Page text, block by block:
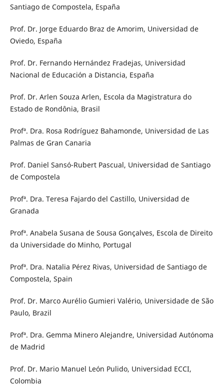
Santiago de Compostela, España
Prof. Dr. Jorge Eduardo Braz de Amorim, Universidad de
Oviedo, España
Prof. Dr. Fernando Hernández Fradejas, Universidad
Nacional de Educación a Distancia, España
Prof. Dr. Arlen Souza Arlen, Escola da Magistratura do
Estado de Rondônia, Brasil
Profª. Dra. Rosa Rodríguez Bahamonde, Universidad de Las
Palmas de Gran Canaria
Prof. Daniel Sansó-Rubert Pascual, Universidad de Santiago
de Compostela
Profª. Dra. Teresa Fajardo del Castillo, Universidad de
Granada
Profª. Anabela Susana de Sousa Gonçalves, Escola de Direito
da Universidade do Minho, Portugal
Profª. Dra. Natalia Pérez Rivas, Universidad de Santiago de
Compostela, Spain
Prof. Dr. Marco Aurélio Gumieri Valério, Universidade de São
Paulo, Brazil
Profª. Dra. Gemma Minero Alejandre, Universidad Autónoma
de Madrid
Prof. Dr. Mario Manuel León Pulido, Universidad ECCI,
Colombia